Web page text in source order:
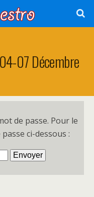
07 Décembre
de passe. Pour le
ci-dessous :